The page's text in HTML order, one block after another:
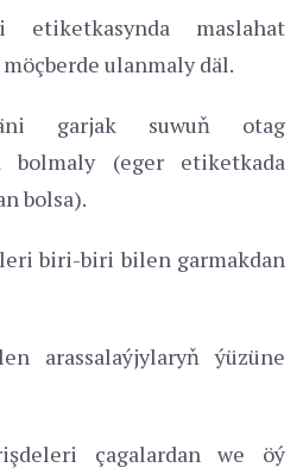
maslahat
ulanmaly däl.
suwuň otag
bolmaly (eger etiketkada
bolsa).
biri-biri bilen garmakdan
arassalaýjylaryň ýüzüne
çagalardan we öý